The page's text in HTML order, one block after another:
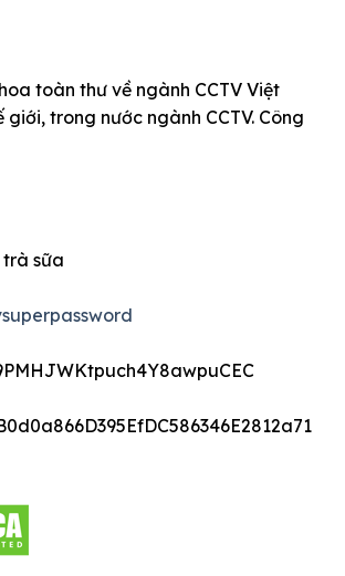
toàn thư về ngành CCTV Việt
giới, trong nước ngành CCTV. Công
trà sữa